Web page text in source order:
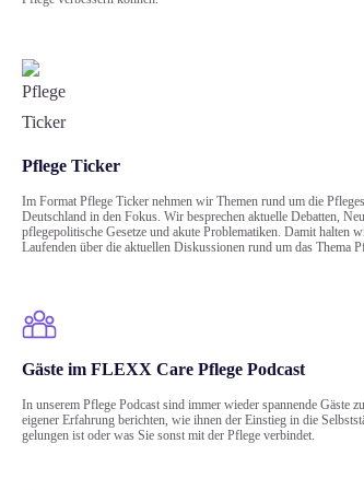
Pflege Ticker
Im Format Pflege Ticker nehmen wir Themen rund um die
Deutschland in den Fokus. Wir besprechen aktuelle Debatten,
pflegepolitische Gesetze und akute Problematiken. Damit halten
Laufenden über die aktuellen Diskussionen rund um das Thema
Gäste im FLEXX Care Pflege Podcast
In unserem Pflege Podcast sind immer wieder spannende Gäste
eigener Erfahrung berichten, wie ihnen der Einstieg in die
gelungen ist oder was Sie sonst mit der Pflege verbindet.